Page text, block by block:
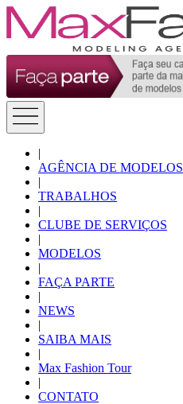
|
AGÊNCIA DE MODELOS
|
TRABALHOS
|
CLUBE DE SERVIÇOS
|
MODELOS
|
FAÇA PARTE
|
NEWS
|
SAIBA MAIS
|
Max Fashion Tour
|
CONTATO